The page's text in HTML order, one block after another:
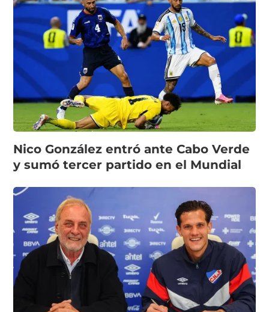
Nico González entró ante Cabo Verde
y sumó tercer partido en el Mundial